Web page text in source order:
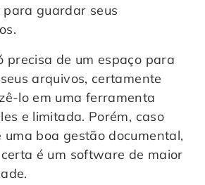
guardar seus
precisa de um espaço para
arquivos, certamente
lo em uma ferramenta
e limitada. Porém, caso
uma boa gestão documental,
é um software de maior